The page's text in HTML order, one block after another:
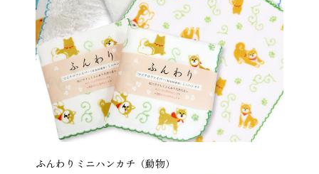
ふんわりミニハンカチ（動物）